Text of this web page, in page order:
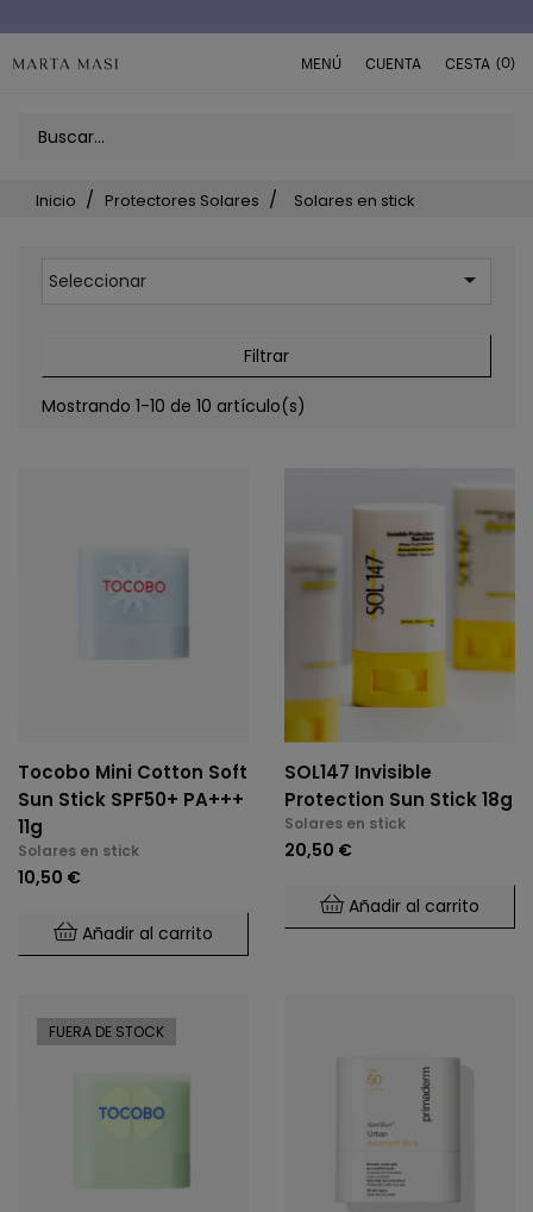
MENÚ CUENTA CESTA (0)
Inicio Protectores Solares Solares en stick
Seleccionar 
Filtrar
Mostrando 1-10 de 10 artículo(s)
Tocobo Mini Cotton Soft
Sun Stick SPF50+ PA+++
11g
Solares en stick
10,50 €
Añadir al carrito
SOL147 Invisible
Protection Sun Stick 18g
Solares en stick
20,50 €
Añadir al carrito
FUERA DE STOCK